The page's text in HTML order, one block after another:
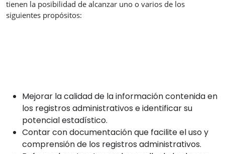
tienen la posibilidad de alcanzar uno o varios de los
siguientes propósitos:
Mejorar la calidad de la información contenida en
los registros administrativos e identificar su
potencial estadístico.
Contar con documentación que facilite el uso y
comprensión de los registros administrativos.